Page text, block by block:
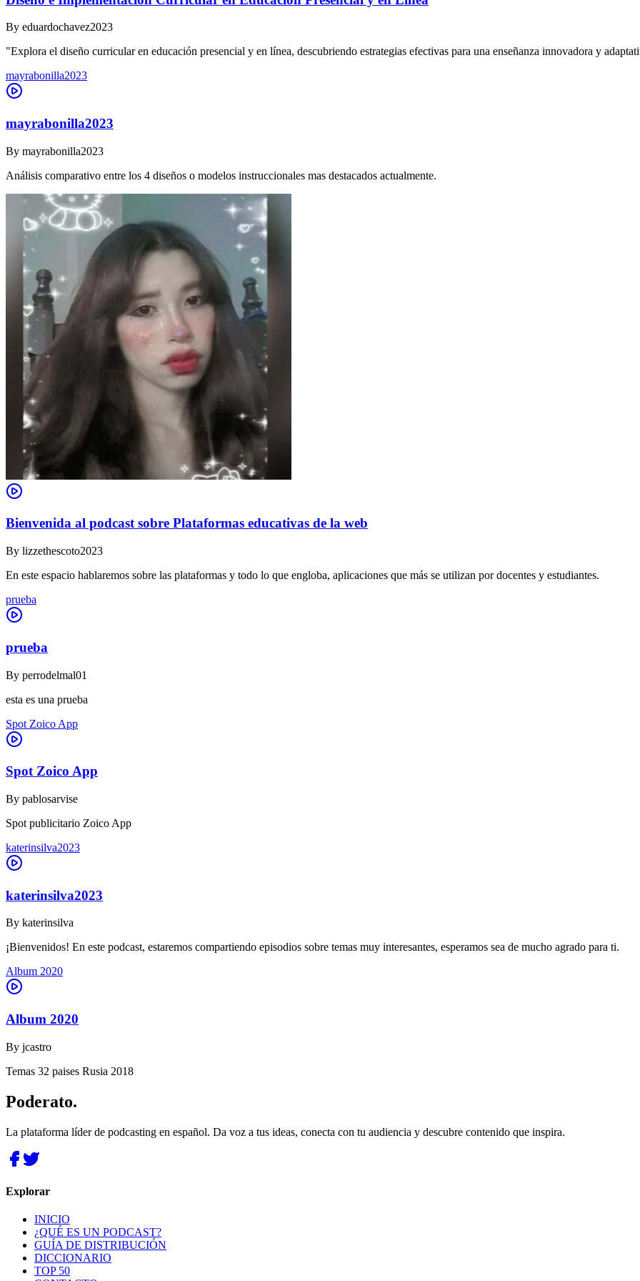
By eduardochavez2023
"Explora el diseño curricular en educación presencial y en línea, descubriendo estrategias efectivas para una enseñanza innovadora y
mayrabonilla2023
mayrabonilla2023
By mayrabonilla2023
Análisis comparativo entre los 4 diseños o modelos instruccionales mas destacados actualmente.
Bienvenida al podcast sobre Plataformas educativas de la web
By lizzethescoto2023
En este espacio hablaremos sobre las plataformas y todo lo que engloba, aplicaciones que más se utilizan por docentes y estudiantes.
prueba
prueba
By perrodelmal01
esta es una prueba
Spot Zoico App
Spot Zoico App
By pablosarvise
Spot publicitario Zoico App
katerinsilva2023
katerinsilva2023
By katerinsilva
¡Bienvenidos! En este podcast, estaremos compartiendo episodios sobre temas muy interesantes, esperamos sea de mucho agrado para ti.
Album 2020
Album 2020
By jcastro
Temas 32 paises Rusia 2018
Poderato.
La plataforma líder de podcasting en español. Da voz a tus ideas, conecta con tu audiencia y descubre contenido que inspira.
Explorar
INICIO
¿QUÉ ES UN PODCAST?
GUÍA DE DISTRIBUCIÓN
DICCIONARIO
TOP 50